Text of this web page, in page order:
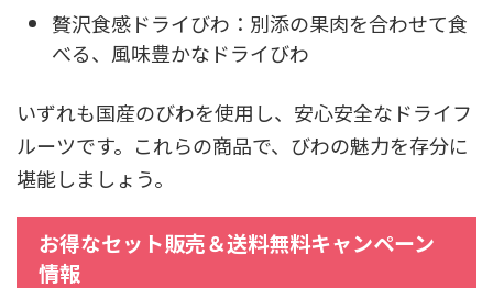
贅沢食感ドライびわ：別添の果肉を合わせて食
べる、風味豊かなドライびわ
いずれも国産のびわを使用し、安心安全なドライフ
ルーツです。これらの商品で、びわの魅力を存分に
堪能しましょう。
お得なセット販売＆送料無料キャンペーン
情報